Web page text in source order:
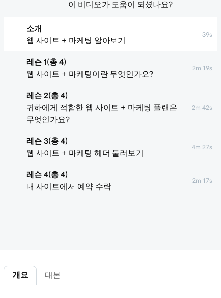
소개
웹 사이트 + 마케팅 알아보기
39s
레슨 1(총 4)
웹 사이트 + 마케팅이란 무엇인가요?
2m 19s
레슨 2(총 4)
귀하에게 적합한 웹 사이트 + 마케팅 플랜은
무엇인가요?
2m 42s
레슨 3(총 4)
웹 사이트 + 마케팅 헤더 둘러보기
4m 27s
레슨 4(총 4)
내 사이트에서 예약 수락
2m 17s
이 비디오가 도움이 되셨나요?
개요 대본